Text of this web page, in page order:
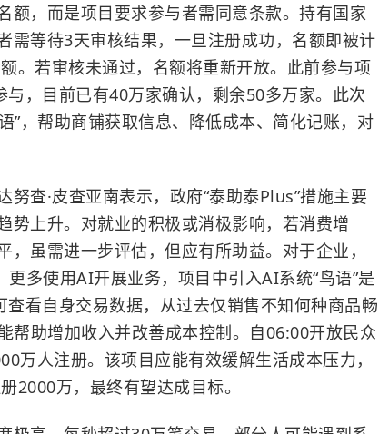
额，而是项目要求参与者需同意条款。持有国家
需等待3天审核结果，一旦注册成功，名额即被计
。若审核未通过，名额将重新开放。此前参与项
，目前已有40万家确认，剩余50多万家。此次
”，帮助商铺获取信息、降低成本、简化记账，对
查·皮查亚南表示，政府“泰助泰Plus”措施主要
势上升。对就业的积极或消极影响，若消费增
虽需进一步评估，但应有所助益。对于企业，
更多使用AI开展业务，项目中引入AI系统“鸟语”是
查看自身交易数据，从过去仅销售不知何种商品畅
帮助增加收入并改善成本控制。自06:00开放民众
万人注册。 该项目应能有效缓解生活成本压力，
2000万，最终有望达成目标。